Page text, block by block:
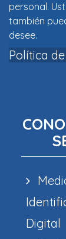
personal.
también
desee.
Política
Digital